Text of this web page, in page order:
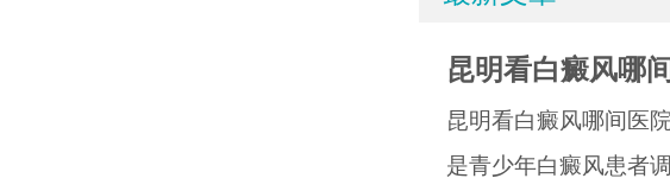
昆明看白癜风哪
昆明看白癜风哪间医
是青少年白癜风患者